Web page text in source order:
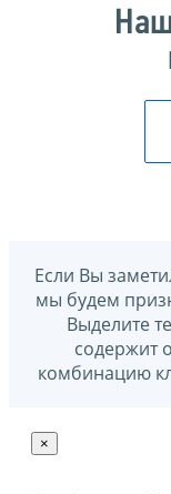
Если Вы
мы будем
Выделите
содержит
комбинацию
×